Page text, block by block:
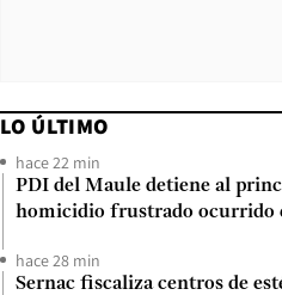
LO ÚLTIMO
hace 22 min
PDI del Maule detiene al
homicidio frustrado ocurrido
hace 28 min
Sernac fiscaliza centros de